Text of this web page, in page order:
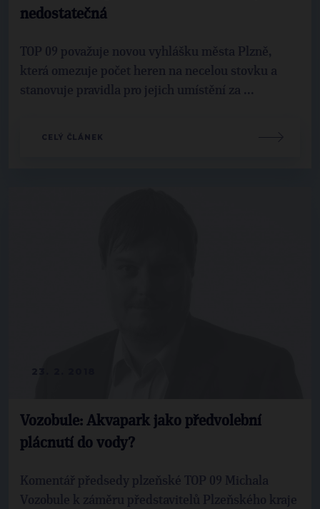
nedostatečná
TOP 09 považuje novou vyhlášku města Plzně,
která omezuje počet heren na necelou stovku a
stanovuje pravidla pro jejich umístění za ...
CELÝ ČLÁNEK
Vozobule: Akvapark jako předvolební
plácnutí do vody?
Komentář předsedy plzeňské TOP 09 Michala
Vozobule k záměru představitelů Plzeňského kraje